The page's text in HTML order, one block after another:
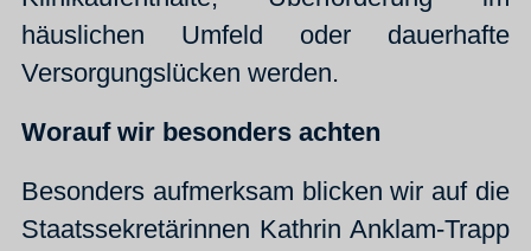
häuslichen Umfeld oder dauerhafte
Versorgungslücken werden.
Worauf wir besonders achten
Besonders aufmerksam blicken wir auf die
Staatssekretärinnen Kathrin Anklam-Trapp